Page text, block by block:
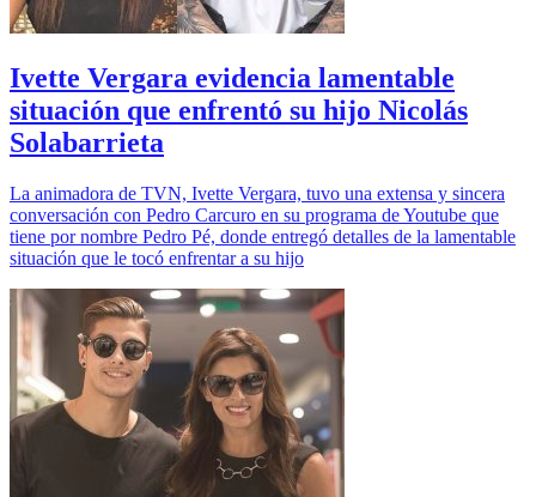
Ivette Vergara evidencia lamentable
situación que enfrentó su hijo Nicolás
Solabarrieta
La animadora de TVN, Ivette Vergara, tuvo una extensa y sincera
conversación con Pedro Carcuro en su programa de Youtube que
tiene por nombre Pedro Pé, donde entregó detalles de la lamentable
situación que le tocó enfrentar a su hijo